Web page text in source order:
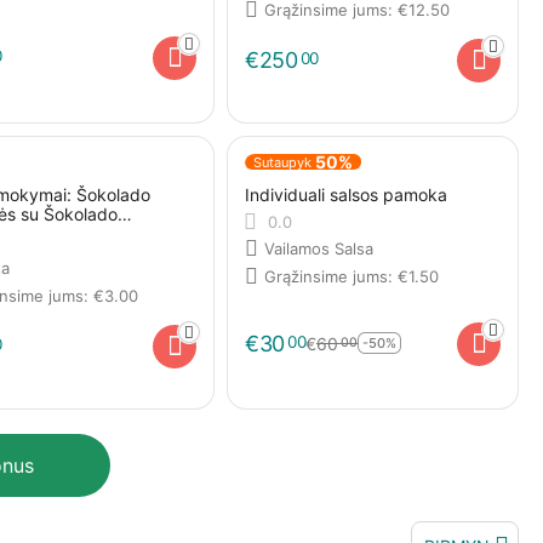
Grąžinsime jums: €12.50
€25000
Šokolado
su Šokolado
jums: €3.00
Sutaupyk 50%
Individuali salsos pamoka
0.0
Vailamos Salsa
Grąžinsime jums: €1.50
€3000€6000 -50%